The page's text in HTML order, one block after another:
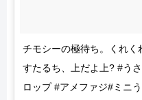
チモシーの極待ち。くれく
すたるち、上だよ上? #う
ロップ #アメファジ#ミニ